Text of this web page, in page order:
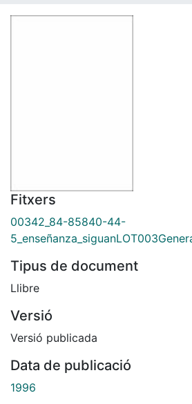
Fitxers
00342_84-85840-44-
Tipus de document
Llibre
Versió
Versió publicada
Data de publicació
1996